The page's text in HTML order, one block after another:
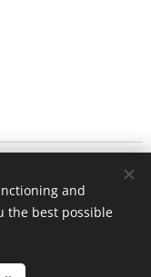
and
the best possible